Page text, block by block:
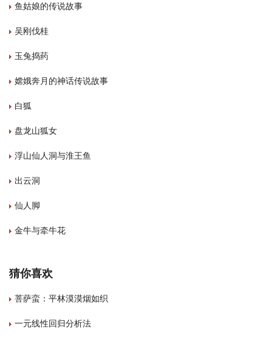
鱼姑娘的传说故事
吴刚伐桂
玉兔捣药
嫦娥奔月的神话传说故事
白狐
盘龙山狐女
浮山仙人洞与淮王鱼
出云洞
仙人脚
金牛与牵牛花
猜你喜欢
菩萨蛮：平林漠漠烟如织
一元线性回归分析法